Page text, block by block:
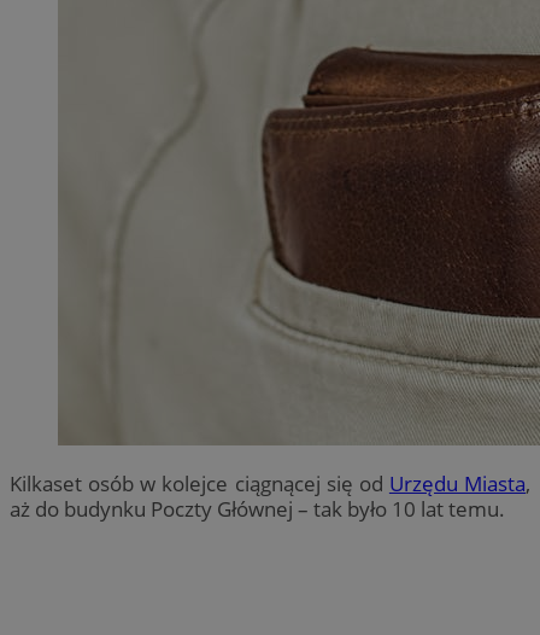
Kilkaset osób w kolejce ciągnącej się od Urzędu Miasta,
aż do budynku Poczty Głównej – tak było 10 lat temu.